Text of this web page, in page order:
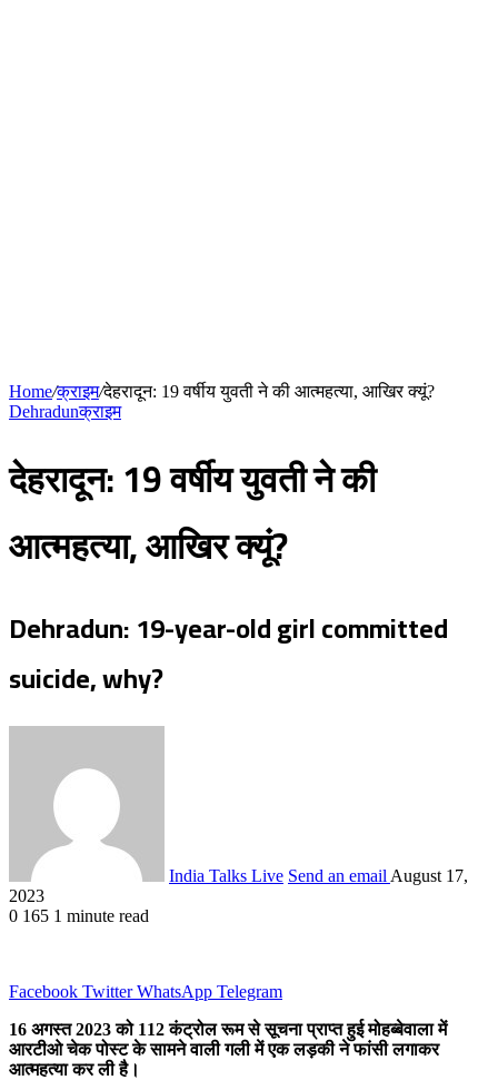
Home/क्राइम/देहरादून: 19 वर्षीय युवती ने की आत्महत्या, आखिर क्यूं?
Dehradunक्राइम
देहरादून: 19 वर्षीय युवती ने की
आत्महत्या, आखिर क्यूं?
Dehradun: 19-year-old girl committed
suicide, why?
India Talks Live Send an email August 17,
2023
0 165 1 minute read
Facebook Twitter WhatsApp Telegram
16 अगस्त 2023 को 112 कंट्रोल रूम से सूचना प्राप्त हुई मोहब्बेवाला में
आरटीओ चेक पोस्ट के सामने वाली गली में एक लड़की ने फांसी लगाकर
आत्महत्या कर ली है।